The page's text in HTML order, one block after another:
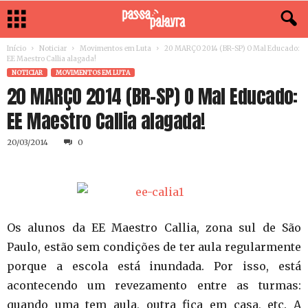
Início Noticiar Movimentos em Luta
20 MARÇO 2014 (BR-SP) O Mal Educado:
EE Maestro Callia alagada!
NOTICIAR MOVIMENTOS EM LUTA
20 MARÇO 2014 (BR-SP) O Mal Educado:
EE Maestro Callia alagada!
20/03/2014 0
Os alunos da EE Maestro Callia, zona sul de São
Paulo, estão sem condições de ter aula regularmente
porque a escola está inundada. Por isso, está
acontecendo um revezamento entre as turmas:
quando uma tem aula, outra fica em casa, etc. A